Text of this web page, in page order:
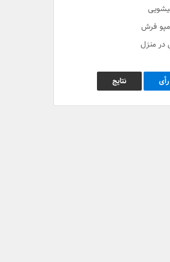
فرش
منزل
نتایج